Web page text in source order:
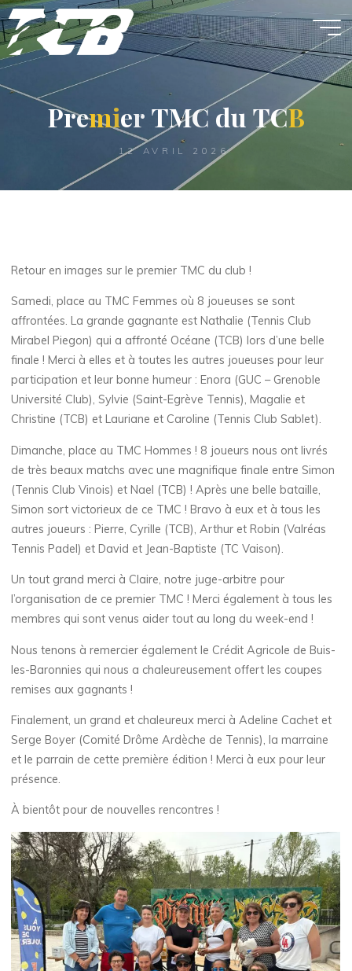
Aller
au
contenu
Pr
remier TMC
C d
du TCB
12 AVRIL 2026
Retour en images sur le premier TMC du club !
Samedi, place au TMC Femmes où 8 joueuses se sont
affrontées. La grande gagnante est Nathalie (Tennis Club
Mirabel Piegon) qui a affronté Océane (TCB) lors d’une belle
finale ! Merci à elles et à toutes les autres joueuses pour leur
participation et leur bonne humeur : Enora (GUC – Grenoble
Université Club), Sylvie (Saint-Egrève Tennis), Magalie et
Christine (TCB) et Lauriane et Caroline (Tennis Club Sablet).
Dimanche, place au TMC Hommes ! 8 joueurs nous ont livrés
de très beaux matchs avec une magnifique finale entre Simon
(Tennis Club Vinois) et Nael (TCB) ! Après une belle bataille,
Simon sort victorieux de ce TMC ! Bravo à eux et à tous les
autres joueurs : Pierre, Cyrille (TCB), Arthur et Robin (Valréas
Tennis Padel) et David et Jean-Baptiste (TC Vaison).
Un tout grand merci à Claire, notre juge-arbitre pour
l’organisation de ce premier TMC ! Merci également à tous les
membres qui sont venus aider tout au long du week-end !
Nous tenons à remercier également le Crédit Agricole de Buis-
les-Baronnies qui nous a chaleureusement offert les coupes
remises aux gagnants !
Finalement, un grand et chaleureux merci à Adeline Cachet et
Serge Boyer (Comité Drôme Ardèche de Tennis), la marraine
et le parrain de cette première édition ! Merci à eux pour leur
présence.
À bientôt pour de nouvelles rencontres !